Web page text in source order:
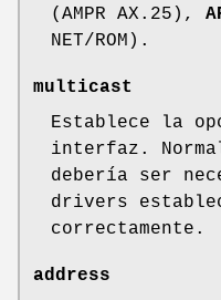
(AMPR AX.25),
NET/ROM).
multicast
Establece la
interfaz.
debería ser
drivers
correctamente.
address